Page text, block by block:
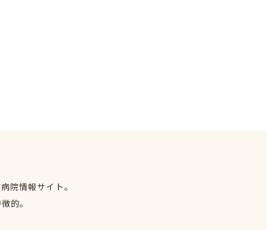
院情報サイト。
的。